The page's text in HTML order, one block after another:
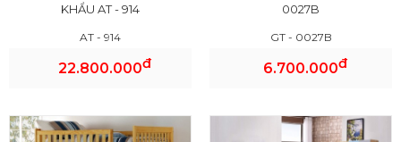
KHẨU AT - 914
AT - 914
22.800.000đ
0027B
GT - 0027B
6.700.000đ